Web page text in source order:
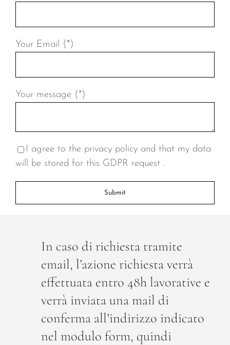
Your Email (*)
Your message (*)
I agree to the privacy policy and that my data
will be stored for this GDPR request .
In caso di richiesta tramite
email, l’azione richiesta verrà
effettuata entro 48h lavorative e
verrà inviata una mail di
conferma all’indirizzo indicato
nel modulo form, quindi